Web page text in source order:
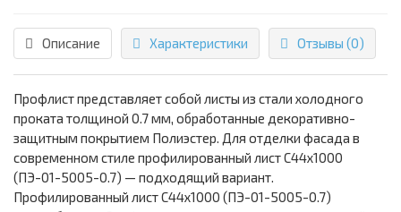
Описание Характеристики Отзывы (0)
Профлист представляет собой листы из стали холодного
проката толщиной 0.7 мм, обработанные декоративно-
защитным покрытием Полиэстер. Для отделки фасада в
современном стиле профилированный лист С44х1000
(ПЭ-01-5005-0.7) — подходящий вариант.
Профилированный лист С44х1000 (ПЭ-01-5005-0.7)